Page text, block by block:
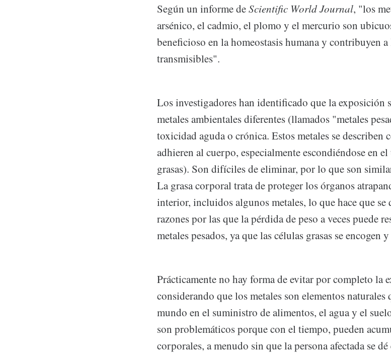
Según un informe deScientific World Journal, "los
arsénico, el cadmio, el plomo y el mercurio son
beneficioso en la homeostasis humana y contribuyen a
transmisibles".
Los investigadores han identificado que la exposición
metales ambientales diferentes (llamados "metales
toxicidad aguda o crónica. Estos metales se describen
adhieren al cuerpo, especialmente escondiéndose en
grasas). Son difíciles de eliminar, por lo que son
La grasa corporal trata de proteger los órganos
interior, incluidos algunos metales, lo que hace que se
razones por las que la pérdida de peso a veces puede
metales pesados, ya que las células grasas se encogen
Prácticamente no hay forma de evitar por completo la
considerando que los metales son elementos naturales
mundo en el suministro de alimentos, el agua y el
son problemáticos porque con el tiempo, pueden
corporales, a menudo sin que la persona afectada se